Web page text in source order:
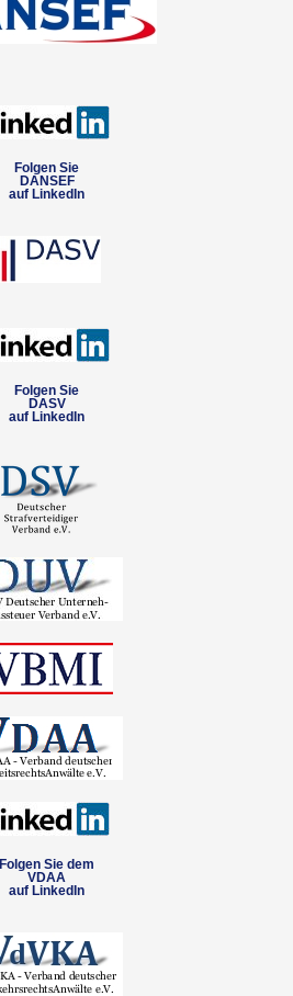
Folgen Sie
DANSEF
auf LinkedIn
Folgen Sie
DASV
auf LinkedIn
Folgen Sie dem
VDAA
auf LinkedIn